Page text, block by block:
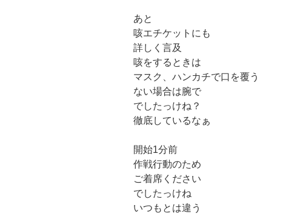
あと
咳エチケットにも
詳しく言及
咳をするときは
マスク、ハンカチで口を覆う
ない場合は腕で
でしたっけね？
徹底しているなぁ
開始1分前
作戦行動のため
ご着席ください
でしたっけね
いつもとは違う